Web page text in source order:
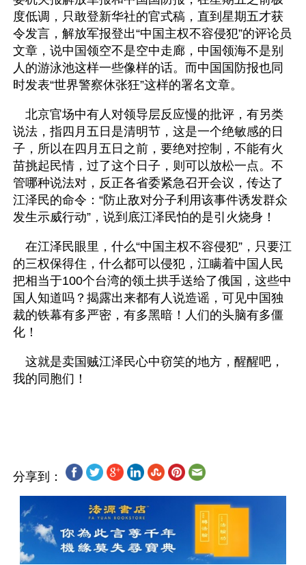
度低调，只敢登新华社的官式稿，直到星期五才获
令发言，解放军报登出“中国主权不容侵犯”的评论员
文章，说中国领空不是空中走廊，中国领海不是别
人的游泳池这样一些像样的话。而中国国防报也同
时发表“世界警察休张狂”这样的署名文章。
北京官场中有人对领导层反应慢的批评，有另类
说法，指四月五日是清明节，这是一个绝敏感的日
子，所以在四月五日之前，要绝对控制，不能有火
苗挑起民情，过了这个日子，则可以放松一点。不
管哪种说法对，反正各省委紧急召开会议，传达了
江泽民的命令：“防止敌对分子利用该事件诱发群众
发生示威行动”，说到底江泽民怕的是引火烧身！
在江泽民眼里，什么“中国主权不容侵犯”，只要江
的三权保得住，什么都可以侵犯，江瞒着中国人民
把相当于100个台湾的领土拱手送给了俄国，这些中
国人知道吗？揭露出来都有人说造谣，可见中国独
裁的铁幕有多严密，有多黑暗！人们的头脑有多僵
化！
这就是卖国贼江泽民心中窃笑的地方，醒醒吧，
我的同胞们！
分享到：